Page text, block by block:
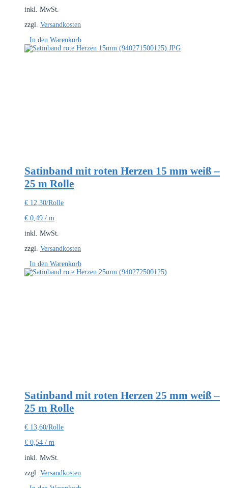
inkl. MwSt.
zzgl. Versandkosten
In den Warenkorb
Satinband mit roten Herzen 15 mm weiß –
25 m Rolle
€ 12,30/Rolle
€ 0,49 / m
inkl. MwSt.
zzgl. Versandkosten
In den Warenkorb
Satinband mit roten Herzen 25 mm weiß –
25 m Rolle
€ 13,60/Rolle
€ 0,54 / m
inkl. MwSt.
zzgl. Versandkosten